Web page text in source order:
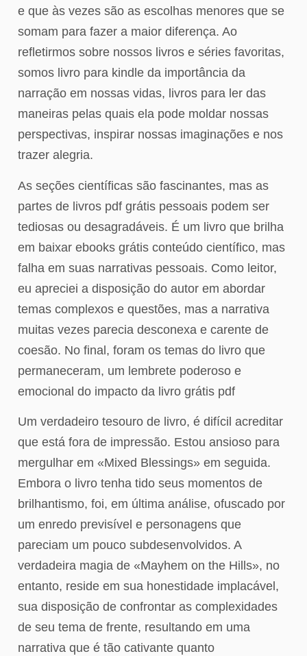
e que às vezes são as escolhas menores que se
somam para fazer a maior diferença. Ao
refletirmos sobre nossos livros e séries favoritas,
somos livro para kindle da importância da
narração em nossas vidas, livros para ler das
maneiras pelas quais ela pode moldar nossas
perspectivas, inspirar nossas imaginações e nos
trazer alegria.
As seções científicas são fascinantes, mas as
partes de livros pdf grátis pessoais podem ser
tediosas ou desagradáveis. É um livro que brilha
em baixar ebooks grátis conteúdo científico, mas
falha em suas narrativas pessoais. Como leitor,
eu apreciei a disposição do autor em abordar
temas complexos e questões, mas a narrativa
muitas vezes parecia desconexa e carente de
coesão. No final, foram os temas do livro que
permaneceram, um lembrete poderoso e
emocional do impacto da livro grátis pdf
Um verdadeiro tesouro de livro, é difícil acreditar
que está fora de impressão. Estou ansioso para
mergulhar em «Mixed Blessings» em seguida.
Embora o livro tenha tido seus momentos de
brilhantismo, foi, em última análise, ofuscado por
um enredo previsível e personagens que
pareciam um pouco subdesenvolvidos. A
verdadeira magia de «Mayhem on the Hills», no
entanto, reside em sua honestidade implacável,
sua disposição de confrontar as complexidades
de seu tema de frente, resultando em uma
narrativa que é tão cativante quanto